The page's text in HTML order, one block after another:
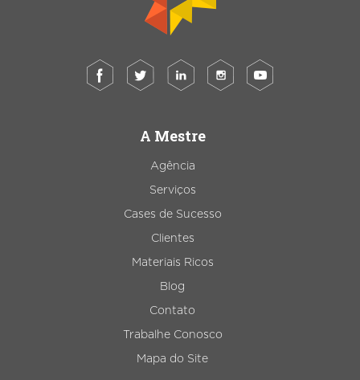
A Mestre
Agência
Serviços
Cases de Sucesso
Clientes
Materiais Ricos
Blog
Contato
Trabalhe Conosco
Mapa do Site